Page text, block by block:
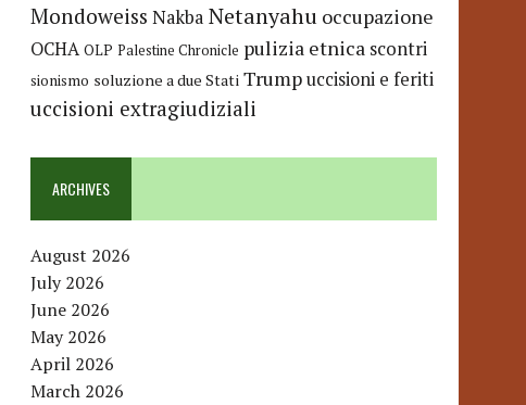
Mondoweiss Nakba Netanyahu occupazione
OCHA OLP Palestine Chronicle pulizia etnica scontri
sionismo soluzione a due Stati Trumpuccisioni e feriti
uccisioni extragiudiziali
ARCHIVES
August 2026
July 2026
June 2026
May 2026
April 2026
March 2026